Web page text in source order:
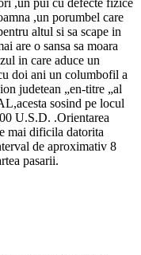
,un pui cu defecte fizice
,un porumbel care
altul si sa scape in
are o sansa sa moara
in care aduce un
doi ani un columbofil a
judetean „en-titre „al
sosind pe locul
U.S.D. .Orientarea
mai dificila datorita
de aproximativ 8
pasarii.